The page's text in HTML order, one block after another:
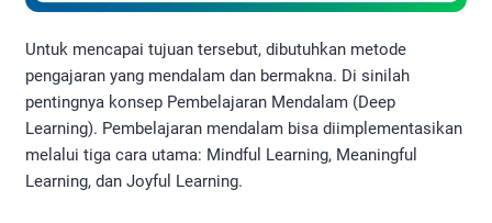
Untuk mencapai tujuan tersebut, dibutuhkan metode
pengajaran yang mendalam dan bermakna. Di sinilah
pentingnya konsep Pembelajaran Mendalam (Deep
Learning). Pembelajaran mendalam bisa diimplementasikan
melalui tiga cara utama: Mindful Learning, Meaningful
Learning, dan Joyful Learning.